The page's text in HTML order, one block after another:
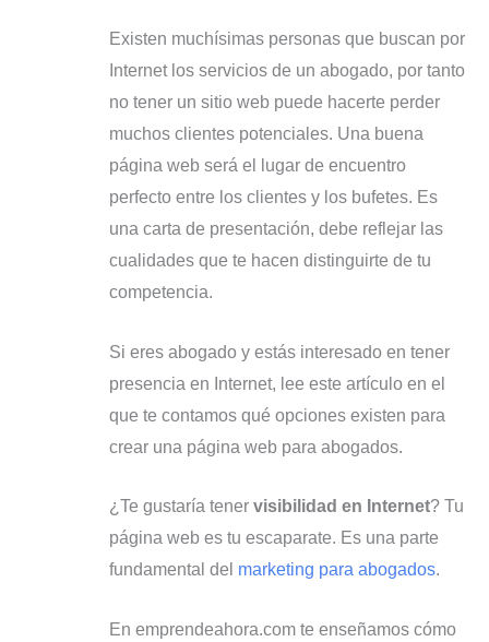
Existen muchísimas personas que buscan por
Internet los servicios de un abogado, por tanto
no tener un sitio web puede hacerte perder
muchos clientes potenciales. Una buena
página web será el lugar de encuentro
perfecto entre los clientes y los bufetes. Es
una carta de presentación, debe reflejar las
cualidades que te hacen distinguirte de tu
competencia.
Si eres abogado y estás interesado en tener
presencia en Internet, lee este artículo en el
que te contamos qué opciones existen para
crear una página web para abogados.
¿Te gustaría tener visibilidad en Internet? Tu
página web es tu escaparate. Es una parte
fundamental del marketing para abogados.
En emprendeahora.com te enseñamos cómo